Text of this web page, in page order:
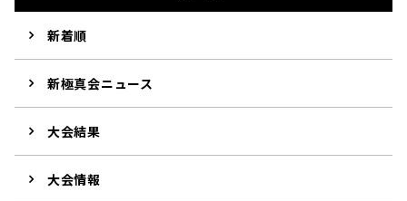
新着順
新極真会ニュース
大会結果
大会情報